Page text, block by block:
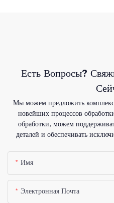
Есть Вопросы?
Мы можем предложить
новейших процессов
обработки, можем
деталей и обеспечивать
Имя
Электронная Почта